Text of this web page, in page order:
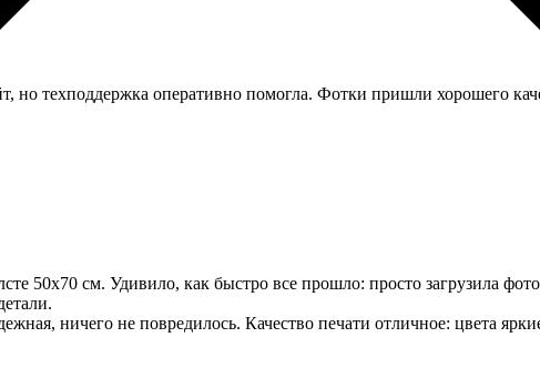
но техподдержка оперативно помогла. Фотки пришли хорошего
50х70 см. Удивило, как быстро все прошло: просто загрузила
ничего не повредилось. Качество печати отличное: цвета